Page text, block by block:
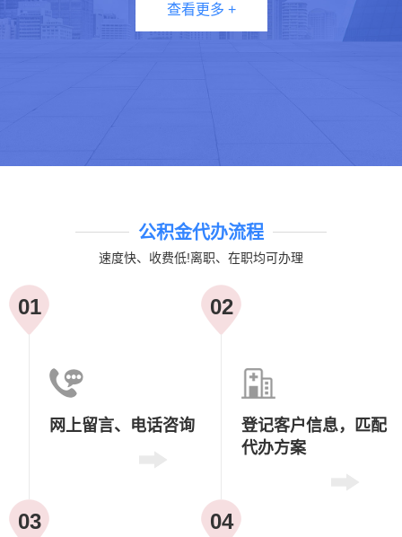
查看更多 +
公积金代办流程
速度快、收费低!离职、在职均可办理
01
网上留言、 电话咨询
02
登记客户信息，
匹配
代办方案
03 04